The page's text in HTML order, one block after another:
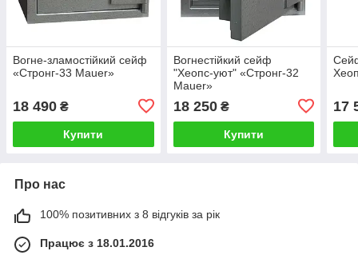
Вогне-зламостійкий сейф
«Стронг-33 Mauer»
18 490 ₴
Купити
Вогнестійкий сейф
"Хеопс-уют" «Стронг-32
Mauer»
18 250₴
Купити
17
Про нас
100% позитивних з 8 відгуків за рік
Працює з 18.01.2016